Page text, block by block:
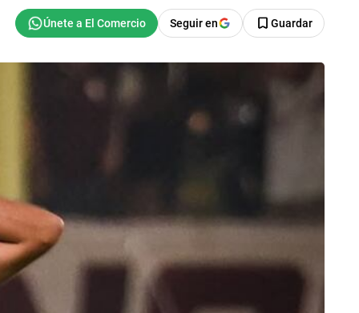
Seguir en Guardar